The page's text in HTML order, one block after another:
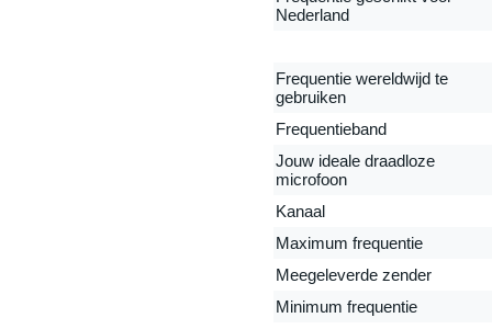
Nederland
Frequentie wereldwijd te
gebruiken
Frequentieband
Jouw ideale draadloze
microfoon
Kanaal
Maximum frequentie
Meegeleverde zender
Minimum frequentie